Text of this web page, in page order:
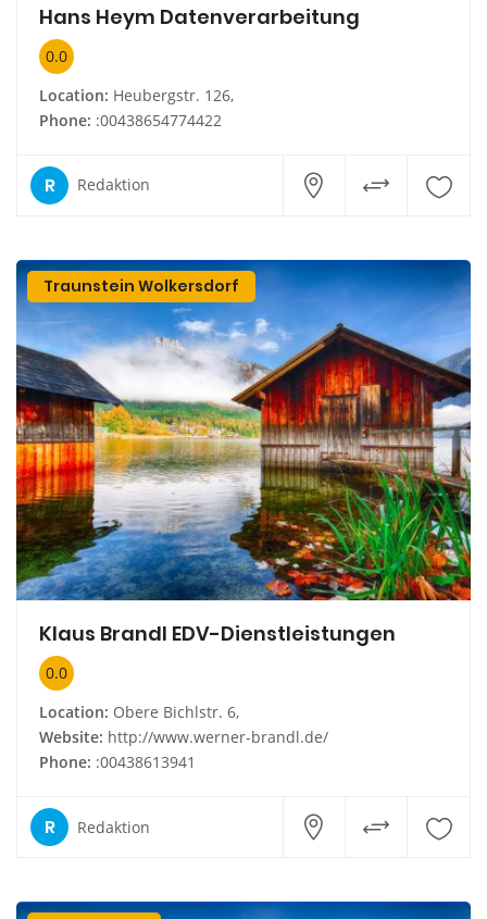
Hans Heym Datenverarbeitung
0.0
Location: Heubergstr. 126,
Phone: :00438654774422
R Redaktion
Traunstein Wolkersdorf
Klaus Brandl EDV-Dienstleistungen
0.0
Location: Obere Bichlstr. 6,
Website: http://www.werner-brandl.de/
Phone: :00438613941
R Redaktion